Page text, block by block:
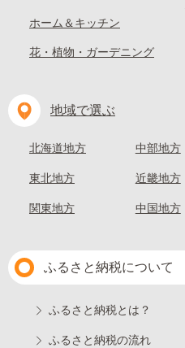
ホーム＆キッチン
花・植物・ガーデニング
地域で選ぶ
北海道地方
東北地方
関東地方
中部地方
近畿地方
中国地方
ふるさと納税について
ふるさと納税とは？
ふるさと納税の流れ